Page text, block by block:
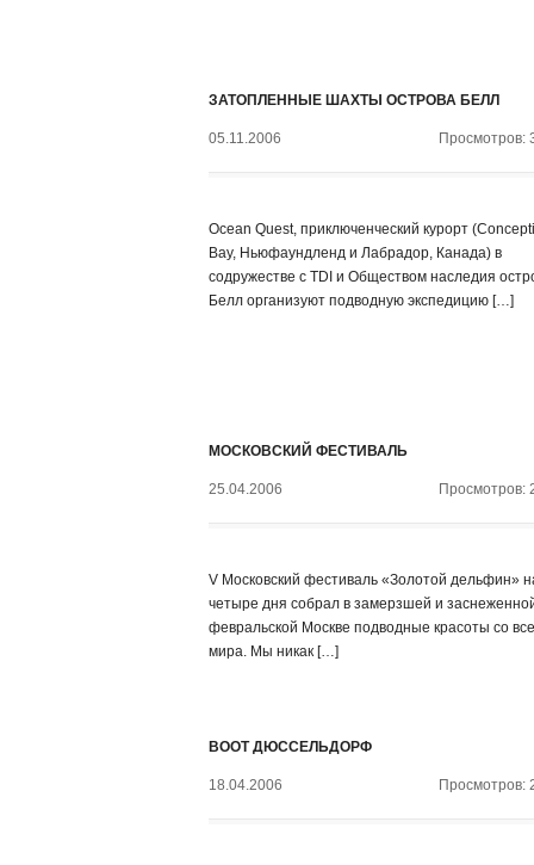
ЗАТОПЛЕННЫЕ ШАХТЫ ОСТРОВА БЕЛЛ
05.11.2006 Просмотров:
Ocean Quest, приключенческий курорт
Bay, Ньюфаундленд и Лабрадор, Канада) в
содружестве с TDI и Обществом наследия
Белл организуют подводную экспедицию […]
МОСКОВСКИЙ ФЕСТИВАЛЬ
25.04.2006 Просмотров:
V Московский фестиваль «Золотой дельфин»
четыре дня собрал в замерзшей и
февральской Москве подводные красоты со
мира. Мы никак […]
BOOT ДЮССЕЛЬДОРФ
18.04.2006 Просмотров: